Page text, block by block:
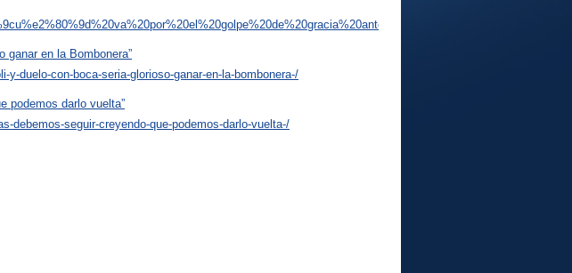
ganar en la Bombonera”
y-duelo-con-boca-seria-glorioso-ganar-en-la-bombonera-/
podemos darlo vuelta”
debemos-seguir-creyendo-que-podemos-darlo-vuelta-/